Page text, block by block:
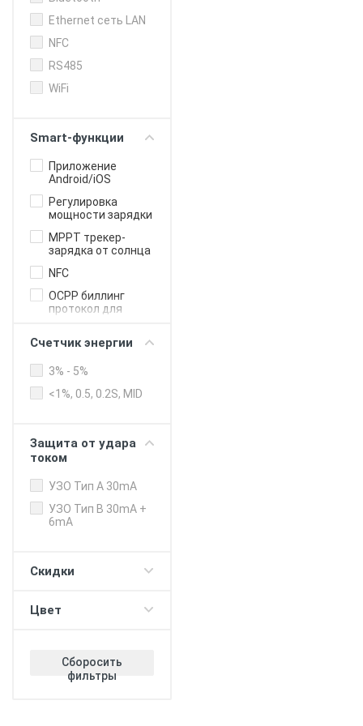
Ethernet сеть LAN
NFC
RS485
WiFi
Smart-функции
Приложение
Android/iOS
Регулировка
мощности зарядки
MPPT трекер-
зарядка от солнца
NFC
OCPP биллинг
протокол для
Онлайн-
мощности дом -
мощности
зарядные станци
лимита зарядки
V2G - питание
V2H - повербанк с
WiFi
Счетчик энергии
3% - 5%
<1%, 0.5, 0.2S, MID
Защита от удара
током
УЗО Тип А 30mA
УЗО Тип B 30mA +
6mA
Скидки
Цвет
Сборосить
фильтры